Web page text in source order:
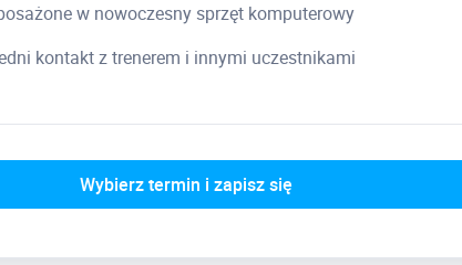
w nowoczesny sprzęt komputerowy
kontakt z trenerem i innymi uczestnikami
Wybierz termin i zapisz się